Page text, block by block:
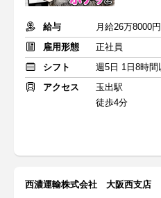
給与
月給26万8000
雇用形態
正社員
シフト
週5日 1日8時間
アクセス
玉出駅
徒歩4分
西濃運輸株式会社 大阪西支店